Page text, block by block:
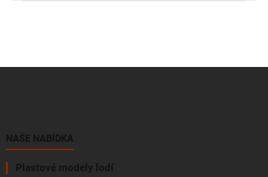
NAŠE NABÍDKA
Plastové modely lodí